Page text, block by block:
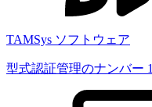
TAMSys ソフトウェア
型式認証管理のナンバー 1